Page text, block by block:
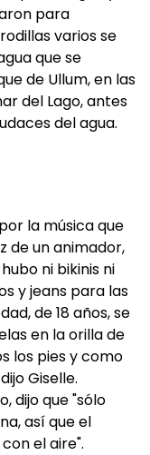
para
varios se
que se
de Ullum, en las
del Lago, antes
del agua.
la música que
de un animador,
ni bikinis ni
y jeans para las
de 18 años, se
en la orilla de
los pies y como
Giselle.
dijo que "sólo
así que el
el aire".